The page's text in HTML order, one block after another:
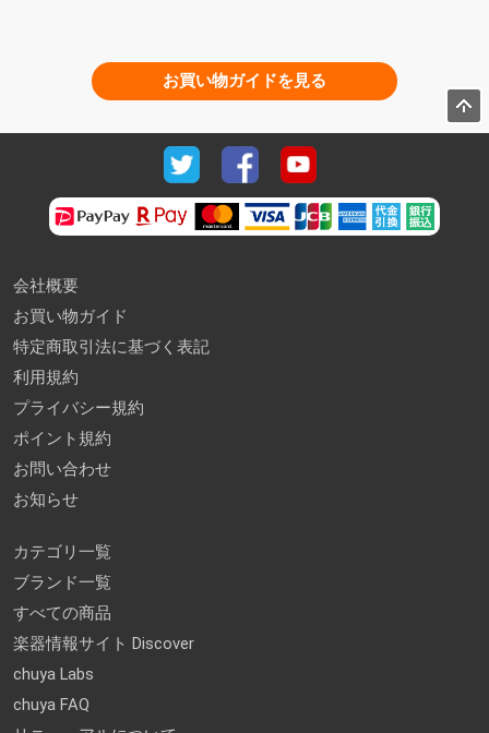
お買い物ガイドを見る
会社概要
お買い物ガイド
特定商取引法に基づく表記
利用規約
プライバシー規約
ポイント規約
お問い合わせ
お知らせ
カテゴリ一覧
ブランド一覧
すべての商品
楽器情報サイト Discover
chuya Labs
chuya FAQ